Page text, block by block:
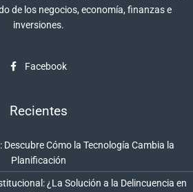
de los negocios, economía, finanzas e
inversiones.
Facebook
Recientes
Cómo la Tecnología Cambia la
Planificación
¿La Solución a la Delincuencia en